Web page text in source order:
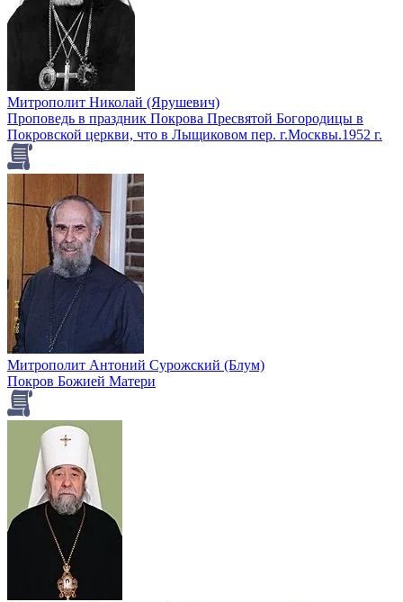
Митрополит Николай (Ярушевич)
Проповедь в праздник Покрова Пресвятой Богородицы в
Покровской церкви, что в Лыщиковом пер. г.Москвы.1952 г.
Митрополит Антоний Сурожский (Блум)
Покров Божией Матери